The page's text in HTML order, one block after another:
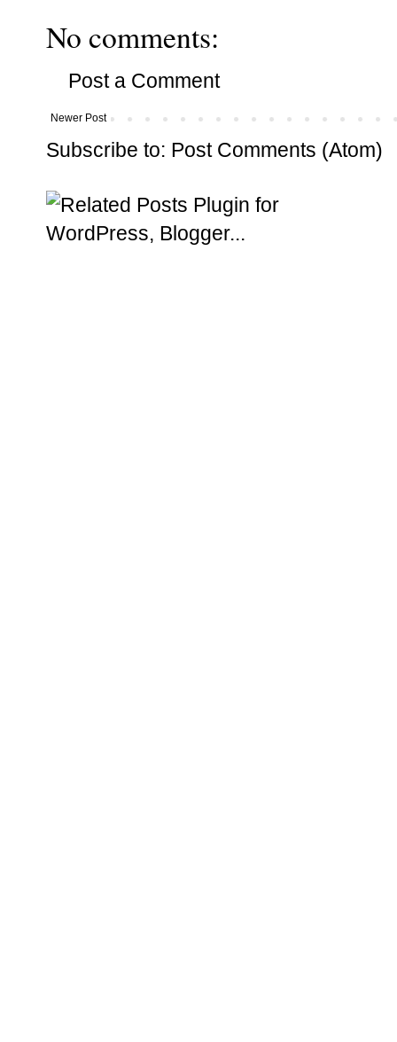
No comments:
Post a Comment
Newer Post
Subscribe to: Post Comments (Atom)